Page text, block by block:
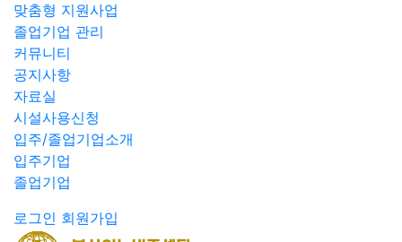
맞춤형 지원사업
졸업기업 관리
커뮤니티
공지사항
자료실
시설사용신청
입주/졸업기업소개
입주기업
졸업기업
로그인 회원가입